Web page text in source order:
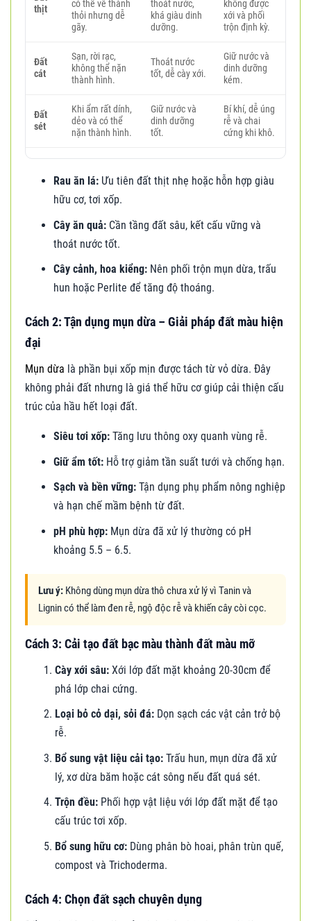
thịt
có thể vê thành
thỏi nhưng dễ
gãy.
thoát nước,
khá giàu dinh
dưỡng.
không được
xới và phối
trộn định kỳ.
Đất
cát
Sạn, rời rạc,
không thể nặn
thành hình.
Thoát nước
tốt, dễ cày xới.
Giữ nước và
dinh dưỡng
kém.
Đất
sét
Khi ẩm rất dính,
dẻo và có thể
nặn thành hình.
Giữ nước và
dinh dưỡng
tốt.
Bí khí, dễ úng
rễ và chai
cứng khi khô.
Rau ăn lá:Ưu tiên đất thịt nhẹ hoặc hỗn hợp giàu
hữu cơ, tơi xốp.
Cây ăn quả:Cần tầng đất sâu, kết cấu vững và
thoát nước tốt.
Cây cảnh, hoa kiểng:Nên phối trộn mụn dừa, trấu
hun hoặc Perlite để tăng độ thoáng.
Cách 2: Tận dụng mụn dừa – Giải pháp đất màu hiện
đại
Mụn dừa là phần bụi xốp mịn được tách từ vỏ dừa. Đây
không phải đất nhưng là giá thể hữu cơ giúp cải thiện cấu
trúc của hầu hết loại đất.
Siêu tơi xốp:Tăng lưu thông oxy quanh vùng rễ.
Giữ ẩm tốt:Hỗ trợ giảm tần suất tưới và chống hạn.
Sạch và bền vững:Tận dụng phụ phẩm nông nghiệp
và hạn chế mầm bệnh từ đất.
pH phù hợp:Mụn dừa đã xử lý thường có pH
khoảng 5.5 – 6.5.
Lưu ý: Không dùng mụn dừa thô chưa xử lý vì Tanin và
Lignin có thể làm đen rễ, ngộ độc rễ và khiến cây còi cọc.
Cách 3: Cải tạo đất bạc màu thành đất màu mỡ
Cày xới sâu:Xới lớp đất mặt khoảng 20-30cm để
phá lớp chai cứng.
Loại bỏ cỏ dại, sỏi đá:Dọn sạch các vật cản trở bộ
rễ.
Bổ sung vật liệu cải tạo:Trấu hun, mụn dừa đã xử
lý, xơ dừa băm hoặc cát sông nếu đất quá sét.
Trộn đều:Phối hợp vật liệu với lớp đất mặt để tạo
cấu trúc tơi xốp.
Bổ sung hữu cơ:Dùng phân bò hoai, phân trùn quế,
compost và Trichoderma.
Cách 4: Chọn đất sạch chuyên dụng